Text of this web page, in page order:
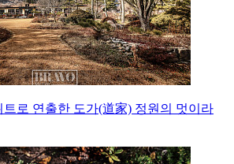
트로 연출한 도가(道家) 정원의 멋이라